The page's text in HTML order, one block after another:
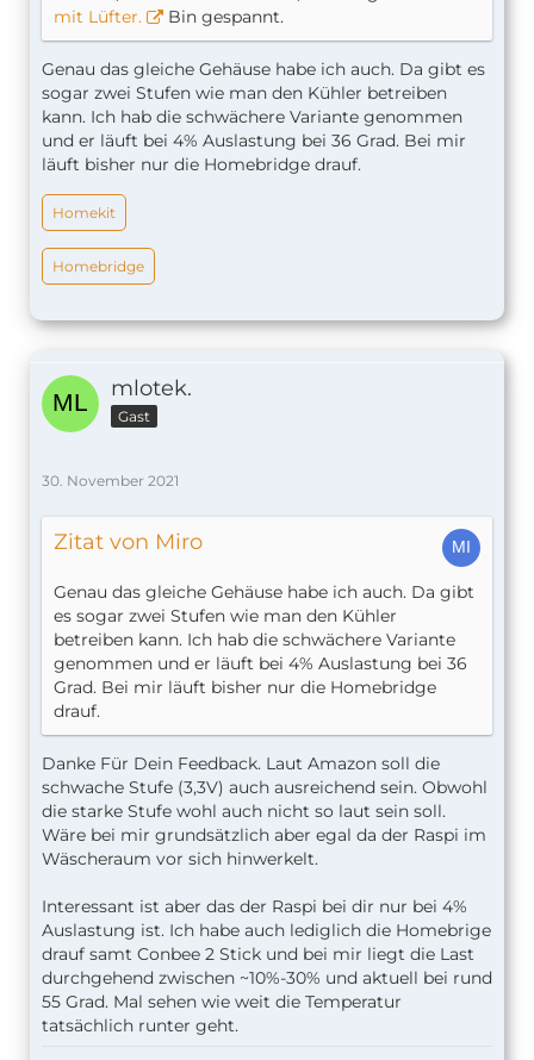
mit Lüfter.
Bin gespannt.
Genau das gleiche Gehäuse habe ich auch. Da gibt es
sogar zwei Stufen wie man den Kühler betreiben
kann. Ich hab die schwächere Variante genommen
und er läuft bei 4% Auslastung bei 36 Grad. Bei mir
läuft bisher nur die Homebridge drauf.
Homekit
Homebridge
mlotek.
Gast
30. November 2021
Zitat von Miro
Genau das gleiche Gehäuse habe ich auch. Da gibt
es sogar zwei Stufen wie man den Kühler
betreiben kann. Ich hab die schwächere Variante
genommen und er läuft bei 4% Auslastung bei 36
Grad. Bei mir läuft bisher nur die Homebridge
drauf.
Danke Für Dein Feedback. Laut Amazon soll die
schwache Stufe (3,3V) auch ausreichend sein. Obwohl
die starke Stufe wohl auch nicht so laut sein soll.
Wäre bei mir grundsätzlich aber egal da der Raspi im
Wäscheraum vor sich hinwerkelt.
Interessant ist aber das der Raspi bei dir nur bei 4%
Auslastung ist. Ich habe auch lediglich die Homebrige
drauf samt Conbee 2 Stick und bei mir liegt die Last
durchgehend zwischen ~10%-30% und aktuell bei rund
55 Grad. Mal sehen wie weit die Temperatur
tatsächlich runter geht.